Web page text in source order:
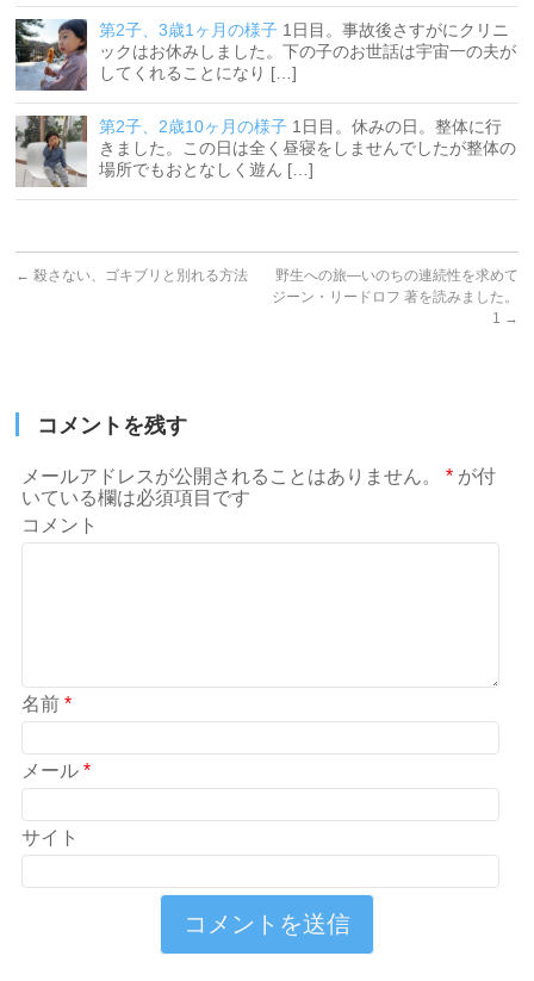
第2子、3歳1ヶ月の様子 1日目。事故後さすがにクリニ
ックはお休みしました。下の子のお世話は宇宙一の夫が
してくれることになり […]
第2子、2歳10ヶ月の様子 1日目。休みの日。整体に行
きました。この日は全く昼寝をしませんでしたが整体の
場所でもおとなしく遊ん […]
← 殺さない、ゴキブリと別れる方法
野生への旅―いのちの連続性を求めて
ジーン・リードロフ 著を読みました。
1 →
コメントを残す
メールアドレスが公開されることはありません。 * が付
いている欄は必須項目です
コメント
名前*
メール*
サイト